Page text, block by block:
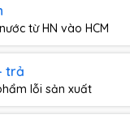
từ HN vào HCM
trả
lỗi sản xuất